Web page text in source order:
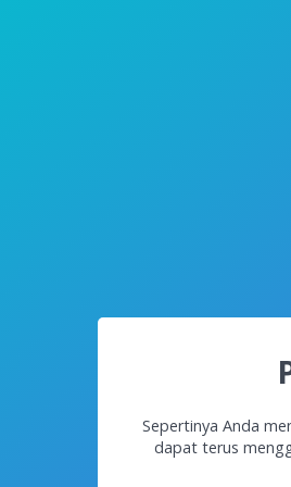
Sepertinya Anda
dapat terus